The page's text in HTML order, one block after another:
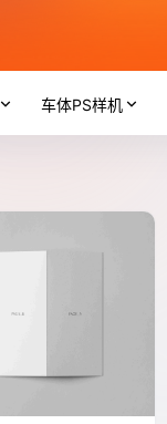
车体PS样机